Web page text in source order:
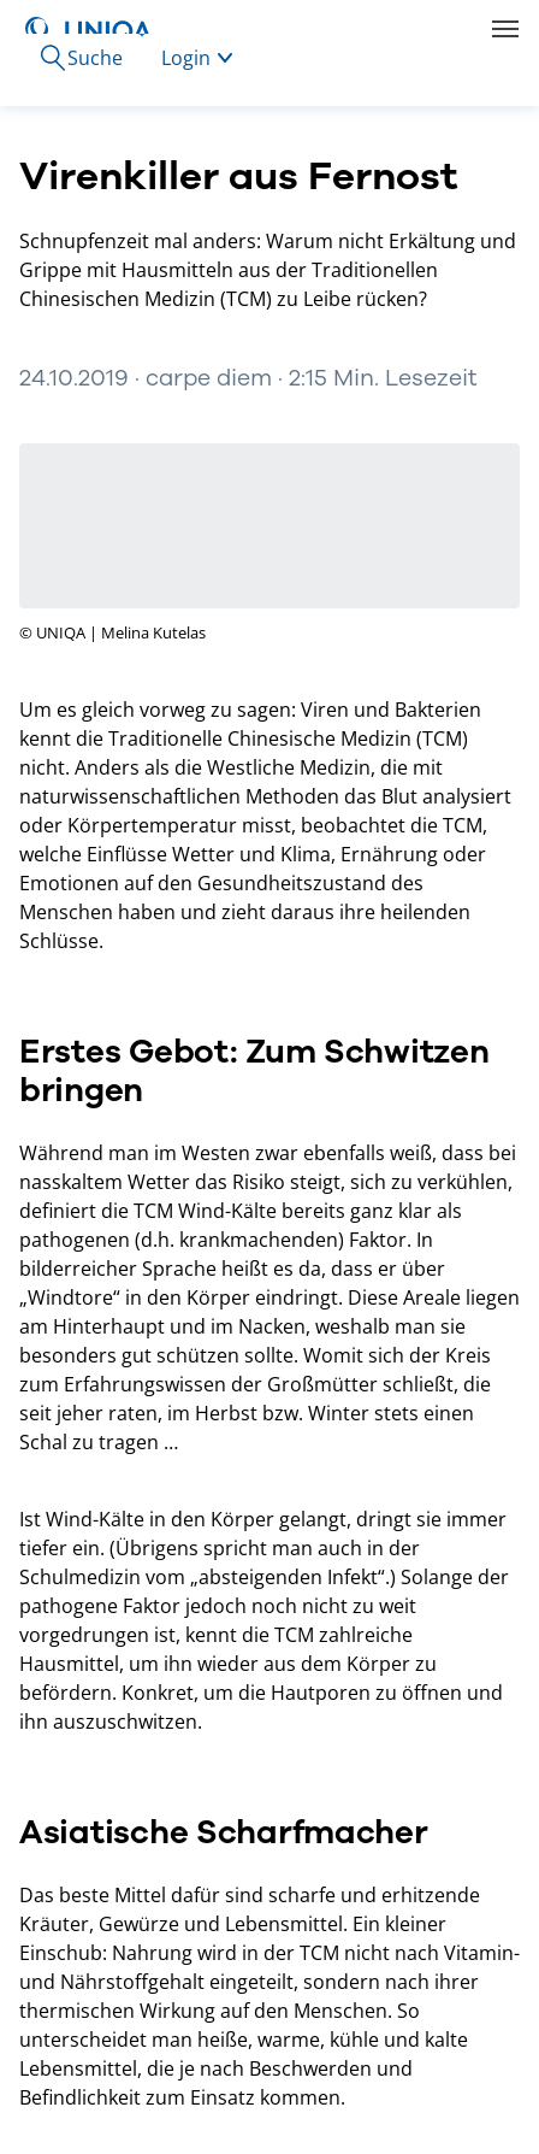
Suche Login
Virenkiller aus Fernost
Schnupfenzeit mal anders: Warum nicht Erkältung und
Grippe mit Hausmitteln aus der Traditionellen
Chinesischen Medizin (TCM) zu Leibe rücken?
24.10.2019 · carpe diem · 2:15 Min. Lesezeit
© UNIQA | Melina Kutelas
Um es gleich vorweg zu sagen: Viren und Bakterien
kennt die Traditionelle Chinesische Medizin (TCM)
nicht. Anders als die Westliche Medizin, die mit
naturwissenschaftlichen Methoden das Blut analysiert
oder Körpertemperatur misst, beobachtet die TCM,
welche Einflüsse Wetter und Klima, Ernährung oder
Emotionen auf den Gesundheitszustand des
Menschen haben und zieht daraus ihre heilenden
Schlüsse.
Erstes Gebot: Zum Schwitzen
bringen
Während man im Westen zwar ebenfalls weiß, dass bei
nasskaltem Wetter das Risiko steigt, sich zu verkühlen,
definiert die TCM Wind-Kälte bereits ganz klar als
pathogenen (d.h. krankmachenden) Faktor. In
bilderreicher Sprache heißt es da, dass er über
„Windtore“ in den Körper eindringt. Diese Areale liegen
am Hinterhaupt und im Nacken, weshalb man sie
besonders gut schützen sollte. Womit sich der Kreis
zum Erfahrungswissen der Großmütter schließt, die
seit jeher raten, im Herbst bzw. Winter stets einen
Schal zu tragen …
Ist Wind-Kälte in den Körper gelangt, dringt sie immer
tiefer ein. (Übrigens spricht man auch in der
Schulmedizin vom „absteigenden Infekt“.) Solange der
pathogene Faktor jedoch noch nicht zu weit
vorgedrungen ist, kennt die TCM zahlreiche
Hausmittel, um ihn wieder aus dem Körper zu
befördern. Konkret, um die Hautporen zu öffnen und
ihn auszuschwitzen.
Asiatische Scharfmacher
Das beste Mittel dafür sind scharfe und erhitzende
Kräuter, Gewürze und Lebensmittel. Ein kleiner
Einschub: Nahrung wird in der TCM nicht nach Vitamin-
und Nährstoffgehalt eingeteilt, sondern nach ihrer
thermischen Wirkung auf den Menschen. So
unterscheidet man heiße, warme, kühle und kalte
Lebensmittel, die je nach Beschwerden und
Befindlichkeit zum Einsatz kommen.